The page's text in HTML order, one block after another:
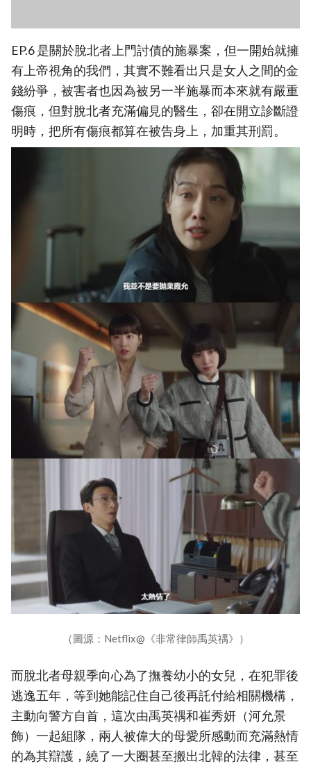
EP.6 是關於脫北者上門討債的施暴案，但一開始就擁
有上帝視角的我們，其實不難看出只是女人之間的金
錢紛爭，被害者也因為被另一半施暴而本來就有嚴重
傷痕，但對脫北者充滿偏見的醫生，卻在開立診斷證
明時，把所有傷痕都算在被告身上，加重其刑罰。
（圖源：Netflix@《非常律師禹英禑》）
而脫北者母親季向心為了撫養幼小的女兒，在犯罪後
逃逸五年，等到她能記住自己後再託付給相關機構，
主動向警方自首，這次由禹英禑和崔秀妍（河允景
飾）一起組隊，兩人被偉大的母愛所感動而充滿熱情
的為其辯護，繞了一大圈甚至搬出北韓的法律，甚至